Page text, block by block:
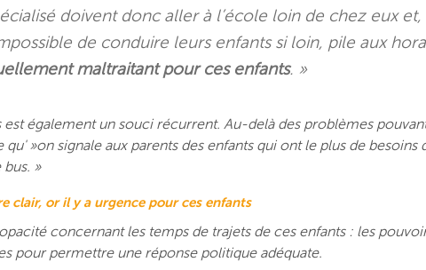
doivent donc aller à l’école loin de chez eux
de conduire leurs enfants si loin, pile aux
maltraitant pour ces enfants. »
également un souci récurrent. Au-delà des problèmes
»on signale aux parents des enfants qui ont le plus de
bus. »
clair, or il y a urgence pour ces enfants
concernant les temps de trajets de ces enfants : les
pour permettre une réponse politique adéquate.